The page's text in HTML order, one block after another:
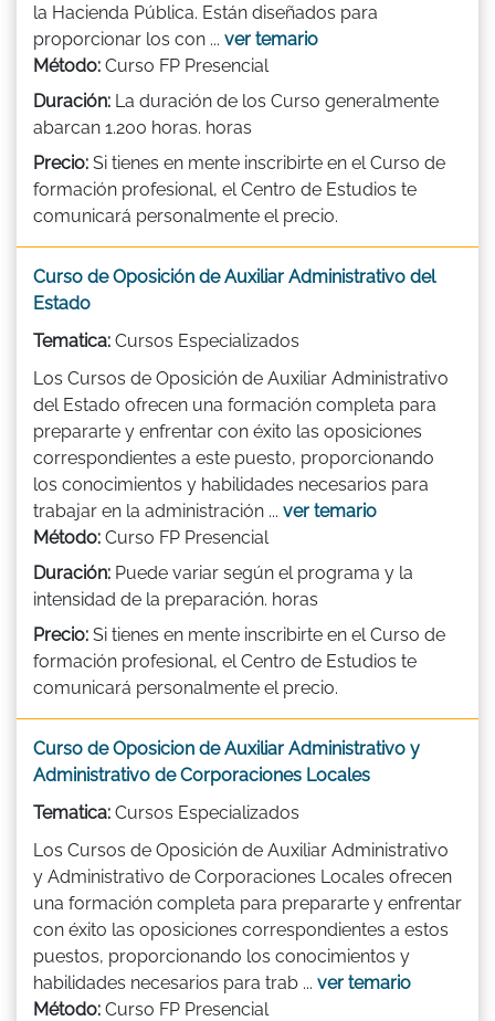
la Hacienda Pública. Están diseñados para
proporcionar los con ... ver temario
Método: Curso FP Presencial
Duración: La duración de los Curso generalmente
abarcan 1.200 horas. horas
Precio: Si tienes en mente inscribirte en el Curso de
formación profesional, el Centro de Estudios te
comunicará personalmente el precio.
Curso de Oposición de Auxiliar Administrativo del
Estado
Tematica: Cursos Especializados
Los Cursos de Oposición de Auxiliar Administrativo
del Estado ofrecen una formación completa para
prepararte y enfrentar con éxito las oposiciones
correspondientes a este puesto, proporcionando
los conocimientos y habilidades necesarios para
trabajar en la administración ... ver temario
Método: Curso FP Presencial
Duración: Puede variar según el programa y la
intensidad de la preparación. horas
Precio: Si tienes en mente inscribirte en el Curso de
formación profesional, el Centro de Estudios te
comunicará personalmente el precio.
Curso de Oposicion de Auxiliar Administrativo y
Administrativo de Corporaciones Locales
Tematica: Cursos Especializados
Los Cursos de Oposición de Auxiliar Administrativo
y Administrativo de Corporaciones Locales ofrecen
una formación completa para prepararte y enfrentar
con éxito las oposiciones correspondientes a estos
puestos, proporcionando los conocimientos y
habilidades necesarios para trab ... ver temario
Método: Curso FP Presencial